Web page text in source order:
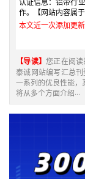
作。【网站内容属
本文近一次添加更
【导读】您正在阅
泰诚网站编写汇总
一系列的优良性能
将从多个方面介绍···